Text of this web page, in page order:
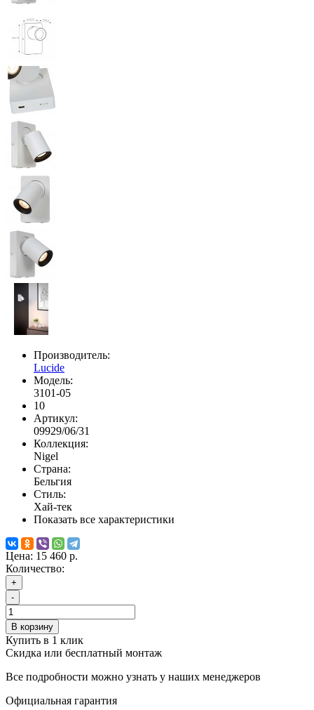
Производитель:
Lucide
Модель:
3101-05
10
Артикул:
09929/06/31
Коллекция:
Nigel
Страна:
Бельгия
Стиль:
Хай-тек
Показать все характеристики
Цена: 15 460 р.
Количество:
+
-
В корзину
Купить в 1 клик
Скидка или бесплатный монтаж
Все подробности можно узнать у наших менеджеров
Официальная гарантия